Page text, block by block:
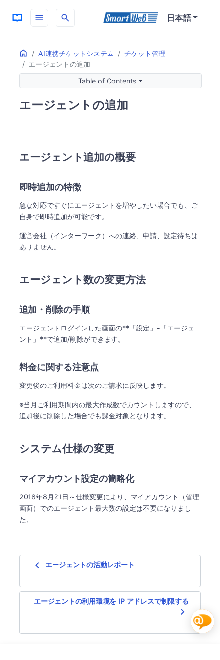
menu search 日本語
Home AI連携チケットシステム
チケット管理
エージェントの追加
ON THIS PAGE
エージェント追加の概要
追加・削除の手順
Table of Contents
エージェントの追加
エージェント追加の概要
即時追加の特徴
急な対応ですぐにエージェントを増やしたい場合でも、ご
自身で即時追加が可能です。
運営会社（インターワーク）への連絡、申請、設定待ちは
ありません。
エージェント数の変更方法
追加・削除の手順
エージェントログインした画面の**「設定」-「エージェ
ント」**​で追加/削除ができます。
料金に関する注意点
変更後のご利用料金は次のご請求に反映します。
※当月ご利用期間内の最大作成数でカウントしますので、
追加後に削除した場合でも課金対象となります。
システム仕様の変更
マイアカウント設定の簡略化
2018年8月21日～仕様変更により、マイアカウント（管理
画面）でのエージェント最大数の設定は不要になりまし
た。
navigate_before エージェントの活動レポート
エージェントの利用環境を IP アドレスで制限する
navigate_next